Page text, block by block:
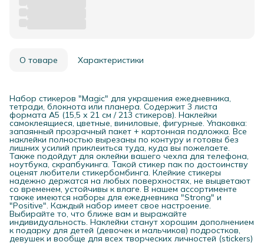
О товаре Характеристики
Набор стикеров "Magic" для украшения ежедневника,
тетради, блокнота или планера. Содержит 3 листа
формата А5 (15,5 х 21 см / 213 стикеров). Наклейки
самоклеящиеся, цветные, виниловые, фигурные. Упаковка:
запаянный прозрачный пакет + картонная подложка. Все
наклейки полностью вырезаны по контуру и готовы без
лишних усилий приклеиться туда, куда вы пожелаете.
Также подойдут для оклейки вашего чехла для телефона,
ноутбука, скрапбукинга. Такой стикер пак по достоинству
оценят любители стикербомбинга. Клейкие стикеры
надежно держатся на любых поверхностях, не выцветают
со временем, устойчивы к влаге. В нашем ассортименте
также имеются наборы для ежедневника "Strong" и
"Positive". Каждый набор имеет свое настроение.
Выбирайте то, что ближе вам и выражайте
индивидуальность. Наклейки станут хорошим дополнением
к подарку для детей (девочек и мальчиков) подростков,
девушек и вообще для всех творческих личностей (stickers)